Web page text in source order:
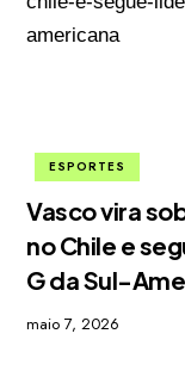
ESPORTES
Vasco vira
no Chile e
G da Sul-
maio 7, 2026